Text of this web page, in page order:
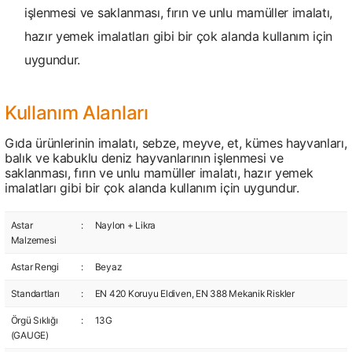
işlenmesi ve saklanması, fırın ve unlu mamüller imalatı,
hazır yemek imalatları gibi bir çok alanda kullanım için
uygundur.
Kullanım Alanları
Gıda ürünlerinin imalatı, sebze, meyve, et, kümes hayvanları,
balık ve kabuklu deniz hayvanlarının işlenmesi ve
saklanması, fırın ve unlu mamüller imalatı, hazır yemek
imalatları gibi bir çok alanda kullanım için uygundur.
Astar
Malzemesi
: Naylon + Likra
Astar Rengi : Beyaz
Standartları : EN 420 Koruyu Eldiven, EN 388 Mekanik Riskler
Örgü Sıklığı
(GAUGE)
: 13G